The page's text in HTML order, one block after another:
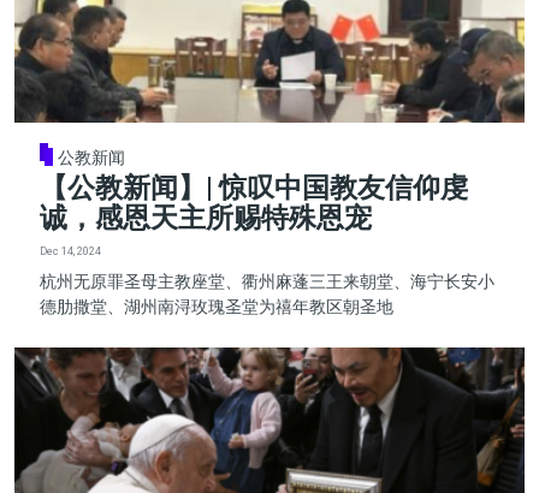
公教新闻
【公教新闻】| 惊叹中国教友信仰虔
诚，感恩天主所赐特殊恩宠
Dec 14, 2024
杭州无原罪圣母主教座堂、衢州麻蓬三王来朝堂、海宁长安小
德肋撒堂、湖州南浔玫瑰圣堂为禧年教区朝圣地